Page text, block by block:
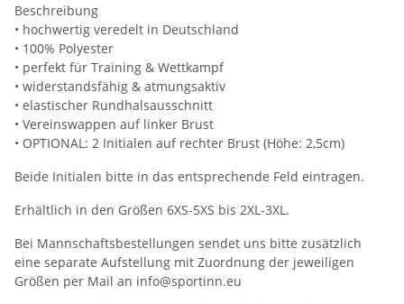
Beschreibung
• hochwertig veredelt in Deutschland
• 100% Polyester
• perfekt für Training & Wettkampf
• widerstandsfähig & atmungsaktiv
• elastischer Rundhalsausschnitt
• Vereinswappen auf linker Brust
• OPTIONAL: 2 Initialen auf rechter Brust (Höhe: 2,5cm)
Beide Initialen bitte in das entsprechende Feld eintragen.
Erhältlich in den Größen 6XS-5XS bis 2XL-3XL.
Bei Mannschaftsbestellungen sendet uns bitte zusätzlich
eine separate Aufstellung mit Zuordnung der jeweiligen
Größen per Mail an info@sportinn.eu